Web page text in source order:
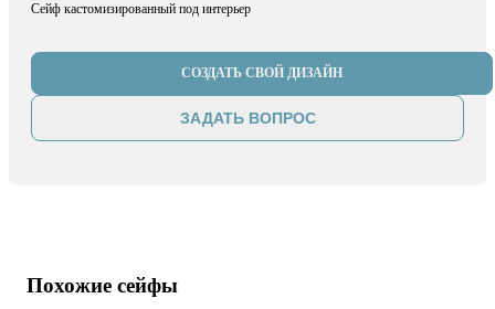
Сейф кастомизированный под интерьер
СОЗДАТЬ СВОЙ ДИЗАЙН
ЗАДАТЬ ВОПРОС
Похожие сейфы